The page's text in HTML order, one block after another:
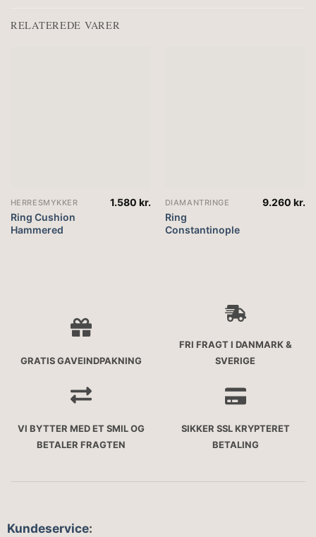
RELATEREDE VARER
HERRESMYKKER
Ring Cushion
Hammered
1.580kr. DIAMANTRINGE
Ring
Constantinople
9.260kr.
GRATIS GAVEINDPAKNING
FRI FRAGT I DANMARK &
SVERIGE
VI BYTTER MED ET SMIL OG
BETALER FRAGTEN
SIKKER SSL KRYPTERET
BETALING
Kundeservice: